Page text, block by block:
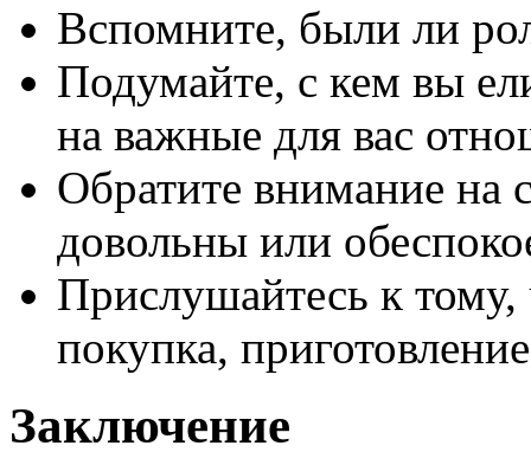
Вспомните, были ли
Подумайте, с кем вы
на важные для вас
Обратите внимание
довольны или
Прислушайтесь к тому,
покупка,
Заключение